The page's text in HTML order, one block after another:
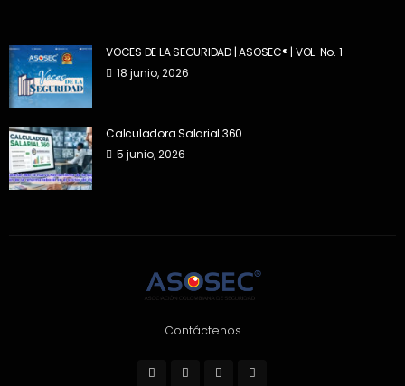
VOCES DE LA SEGURIDAD | ASOSEC® | VOL. No. 1
18 junio, 2026
Calculadora Salarial 360
5 junio, 2026
Contáctenos